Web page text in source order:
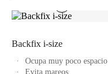
Backfix i-size
Ocupa muy poco espacio
Evita mareos